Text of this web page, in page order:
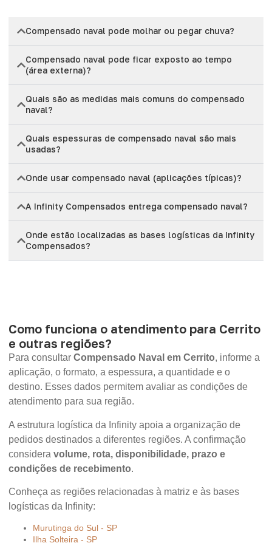
Compensado naval pode molhar ou pegar chuva?
Compensado naval pode ficar exposto ao tempo
(área externa)?
Quais são as medidas mais comuns do compensado
naval?
Quais espessuras de compensado naval são mais
usadas?
Onde usar compensado naval (aplicações típicas)?
A Infinity Compensados entrega compensado naval?
Onde estão localizadas as bases logísticas da Infinity
Compensados?
Como funciona o atendimento para Cerrito
e outras regiões?
Para consultar Compensado Naval em Cerrito, informe a
aplicação, o formato, a espessura, a quantidade e o
destino. Esses dados permitem avaliar as condições de
atendimento para sua região.
A estrutura logística da Infinity apoia a organização de
pedidos destinados a diferentes regiões. A confirmação
considera volume, rota, disponibilidade, prazo e
condições de recebimento.
Conheça as regiões relacionadas à matriz e às bases
logísticas da Infinity:
Murutinga do Sul - SP
Ilha Solteira - SP